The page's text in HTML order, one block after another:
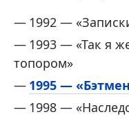
1992 —
1993 — «Так я
топором»
1995 —
1998 —